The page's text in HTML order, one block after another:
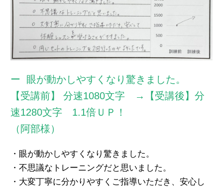
眼が動かしやすくなり驚きました。
【受講前】 分速1080文字 →【受講後】分
速1280文字 1.1倍ＵＰ！
（阿部様）
・眼が動かしやすくなり驚きました。
・不思議なトレーニングだと思いました。
・大変丁寧に分かりやすくご指導いただき、安心し